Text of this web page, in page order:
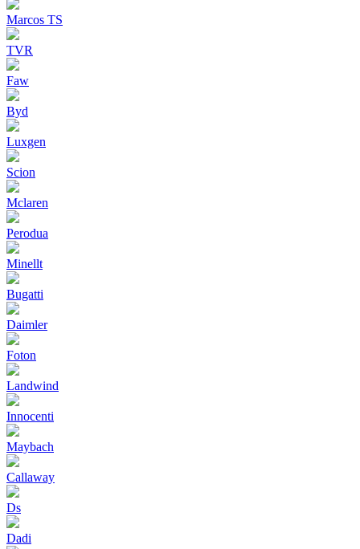
Marcos TS
TVR
Faw
Byd
Luxgen
Scion
Mclaren
Perodua
Minellt
Bugatti
Daimler
Foton
Landwind
Innocenti
Maybach
Callaway
Ds
Dadi